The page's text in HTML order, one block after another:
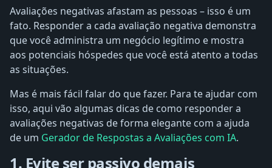
Avaliações negativas afastam as pessoas – isso é um
fato. Responder a cada avaliação negativa demonstra
que você administra um negócio legítimo e mostra
aos potenciais hóspedes que você está atento a todas
as situações.
Mas é mais fácil falar do que fazer. Para te ajudar com
isso, aqui vão algumas dicas de como responder a
avaliações negativas de forma elegante com a ajuda
de um Gerador de Respostas a Avaliações com IA.
1. Evite ser passivo demais